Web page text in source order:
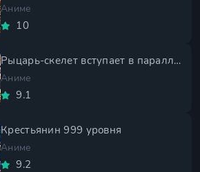
Аниме
10
Рыцарь-скелет вступает в параллельный мир 2 сезон
Аниме
9.1
Крестьянин 999 уровня
Аниме
9.2